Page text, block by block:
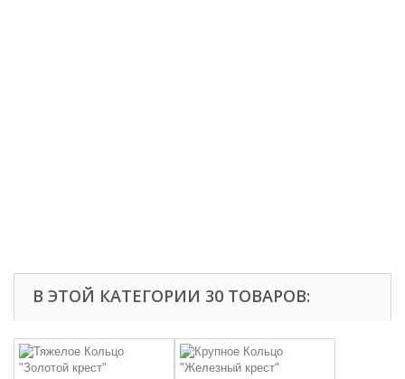
В ЭТОЙ КАТЕГОРИИ 30 ТОВАРОВ: